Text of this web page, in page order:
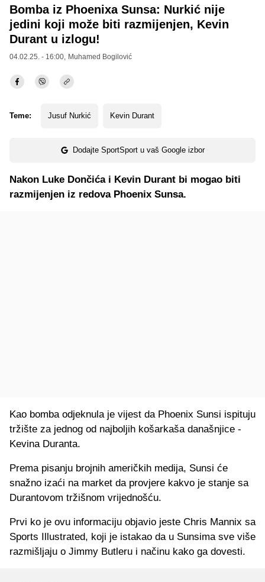
Bomba iz Phoenixa Sunsa: Nurkić nije
jedini koji može biti razmijenjen, Kevin
Durant u izlogu!
04.02.25. - 16:00, Muhamed Bogilović
Teme: Jusuf Nurkić Kevin Durant
Dodajte SportSport u vaš Google izbor
Nakon Luke Dončića i Kevin Durant bi mogao biti
razmijenjen iz redova Phoenix Sunsa.
Kao bomba odjeknula je vijest da Phoenix Sunsi ispituju
tržište za jednog od najboljih košarkaša današnjice -
Kevina Duranta.
Prema pisanju brojnih američkih medija, Sunsi će
snažno izaći na market da provjere kakvo je stanje sa
Durantovom tržišnom vrijednošću.
Prvi ko je ovu informaciju objavio jeste Chris Mannix sa
Sports Illustrated, koji je istakao da u Sunsima sve više
razmišljaju o Jimmy Butleru i načinu kako ga dovesti.